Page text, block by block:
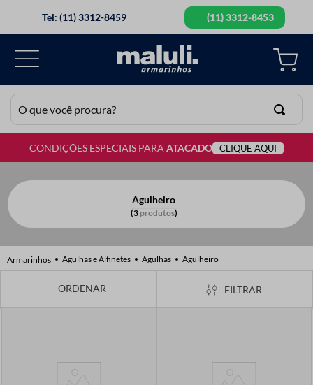
Tel: (11) 3312-8459 (11) 3312-8453
O que você procura?
CONDIÇÕES ESPECIAIS PARAATACADO CLIQUE AQUI
Agulheiro
3 produtos
Agulhas e Alfinetes Agulhas Agulheiro
FILTRAR
TERMOS MAIS BUSCADOS
4º
elastico
5º
renda
ziper
fita cetim